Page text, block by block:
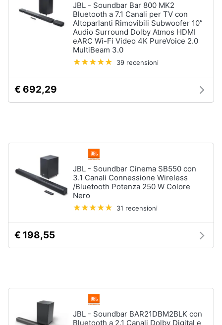
Fotografia
Sport
Libri,
Festività
e
JBL - Soundbar Bar 800 MK2
Bluetooth a 7.1 Canali per TV con
Altoparlanti Rimovibili Subwoofer 10”
Audio Surround Dolby Atmos HDMI
eARC Wi-Fi Video 4K PureVoice 2.0
MultiBeam 3.0
39 recensioni
€ 692,29
JBL - Soundbar Cinema SB550 con
3.1 Canali Connessione Wireless
/Bluetooth Potenza 250 W Colore
Nero
31 recensioni
€ 198,55
JBL - Soundbar BAR21DBM2BLK con
Bluetooth a 2.1 Canali Dolby Digital e